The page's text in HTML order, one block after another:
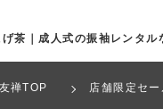
｜成人式の振袖レンタル
禅TOP 店舗限定セ